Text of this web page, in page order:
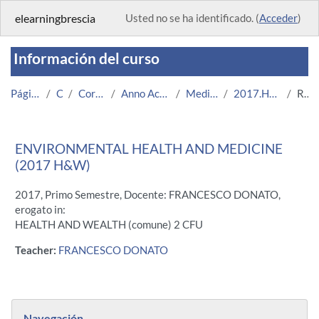
elearningbrescia Usted no se ha identificado. (Acceder)
Información del curso
Página Principal Cursos Corsi Istituzionali Anno Accademico 2017/2018 Medicina e Chirurgia 2017.H&W.A000268-11623 Resumen
ENVIRONMENTAL HEALTH AND MEDICINE
(2017 H&W)
2017, Primo Semestre, Docente: FRANCESCO DONATO,
erogato in:
HEALTH AND WEALTH (comune) 2 CFU
Teacher: FRANCESCO DONATO
Bloques